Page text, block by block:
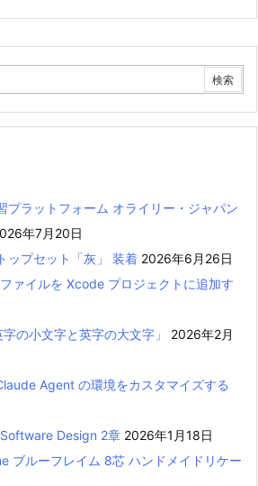
プラットフォーム オライリー・ジャパン
年7月20日
ップセット「灰」 装着 2026年6月26日
ァイルを Xcode プロジェクトに追加す
の小文字と英字の大文字」
2026年2月
Agent の環境をカスタマイズする
Design 2章 2026年1月18日
ブルーフレイム 8芯 ハンドメイドリケー